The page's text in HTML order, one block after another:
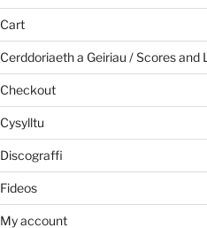
Cart
Cerddoriaeth a Geiriau / Scores and
Checkout
Cysylltu
Discograffi
Fideos
My account